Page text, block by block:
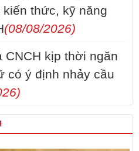
thức, kỹ năng
(08/08/2026)
CNCH kịp thời ngăn
có ý định nhảy cầu